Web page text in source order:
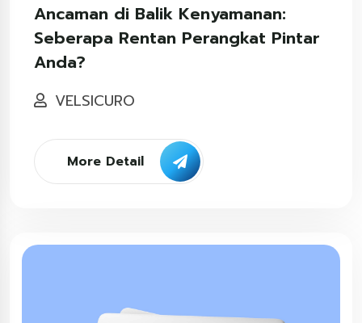
Ancaman di Balik Kenyamanan:
Seberapa Rentan Perangkat Pintar
Anda?
VELSICURO
More Detail